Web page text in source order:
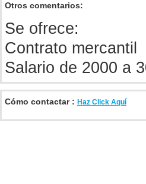
Otros comentarios:
Se ofrece:
Contrato mercantil
Salario de 2000 a
Cómo contactar : Haz Click Aquí